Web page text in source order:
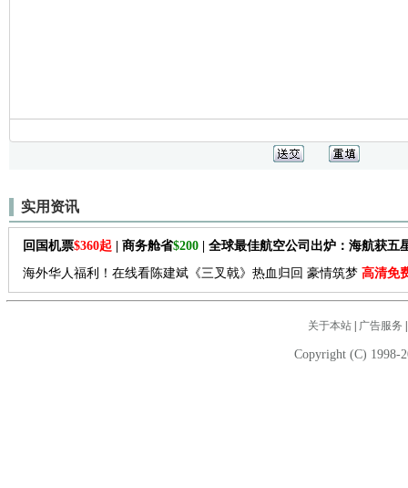
实用资讯
回国机票$360起 | 商务舱省$200 | 全球最佳航空公司出炉：海航获五
海外华人福利！在线看陈建斌《三叉戟》热血归回 豪情筑梦 高清免
关于本站| 广告服务
Copyright (C) 1998-